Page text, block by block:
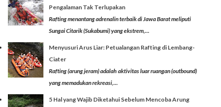
Pengalaman Tak Terlupakan
Rafting menantang adrenalin terbaik di Jawa Barat meliputi
Sungai Citarik (Sukabumi) yang ekstrem,...
Menyusuri Arus Liar: Petualangan Rafting di Lembang-
Ciater
Rafting (arung jeram) adalah aktivitas luar ruangan (outbound)
yang memadukan rekreasi,...
5 Hal yang Wajib Diketahui Sebelum Mencoba Arung